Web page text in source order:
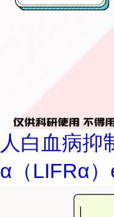
人白血病抑
α（LIFRα